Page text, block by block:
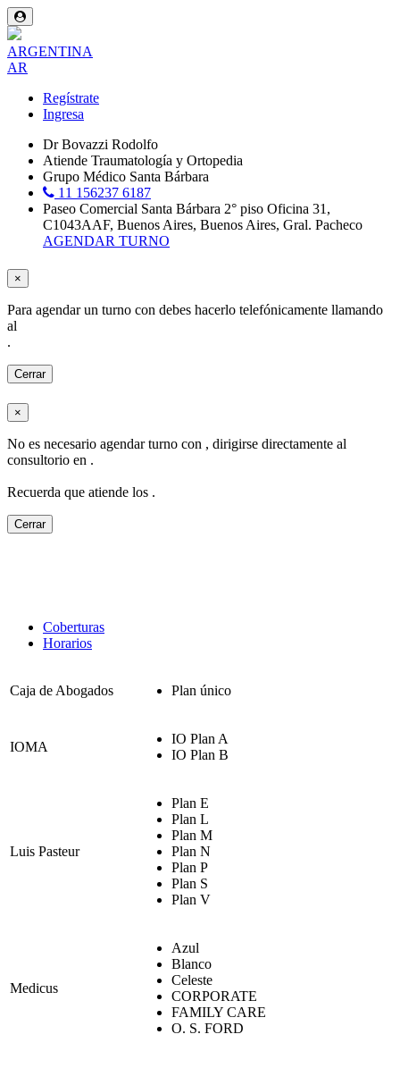
ARGENTINA
AR
Regístrate
Ingresa
Dr Bovazzi Rodolfo
Atiende Traumatología y Ortopedia
Grupo Médico Santa Bárbara
11 156237 6187
Paseo Comercial Santa Bárbara 2° piso Oficina 31,
C1043AAF, Buenos Aires, Buenos Aires, Gral. Pacheco
AGENDAR TURNO
×
Para agendar un turno con debes hacerlo telefónicamente llamando
al
.
Cerrar
×
No es necesario agendar turno con , dirigirse directamente al
consultorio en .
Recuerda que atiende los .
Cerrar
Coberturas
Horarios
Caja de Abogados Plan único
IOMA
IO Plan A
IO Plan B
Luis Pasteur
Plan E
Plan L
Plan M
Plan N
Plan P
Plan S
Plan V
Medicus
Azul
Blanco
Celeste
CORPORATE
FAMILY CARE
O. S. FORD